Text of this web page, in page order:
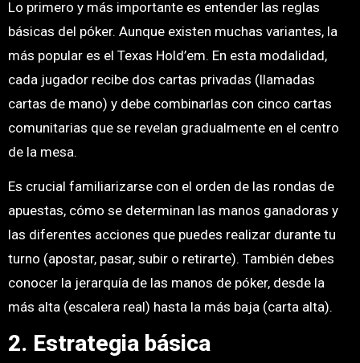
Lo primero y más importante es entender las reglas
básicas del póker. Aunque existen muchas variantes, la
más popular es el Texas Hold’em. En esta modalidad,
cada jugador recibe dos cartas privadas (llamadas
cartas de mano) y debe combinarlas con cinco cartas
comunitarias que se revelan gradualmente en el centro
de la mesa.
Es crucial familiarizarse con el orden de las rondas de
apuestas, cómo se determinan las manos ganadoras y
las diferentes acciones que puedes realizar durante tu
turno (apostar, pasar, subir o retirarte). También debes
conocer la jerarquía de las manos de póker, desde la
más alta (escalera real) hasta la más baja (carta alta).
2. Estrategia básica